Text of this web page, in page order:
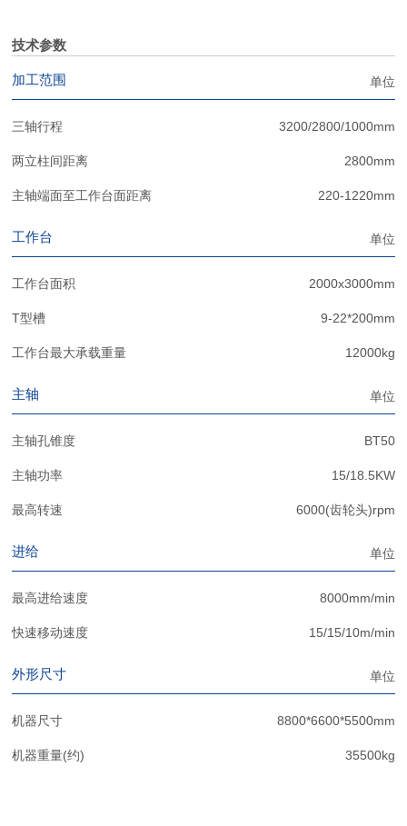
技术参数
加工范围 单位
三轴行程 3200/2800/1000mm
两立柱间距离 2800mm
主轴端面至工作台面距离 220-1220mm
工作台 单位
工作台面积 2000x3000mm
T型槽 9-22*200mm
工作台最大承载重量 12000kg
主轴 单位
主轴孔锥度 BT50
主轴功率 15/18.5KW
最高转速 6000(齿轮头)rpm
进给 单位
最高进给速度 8000mm/min
快速移动速度 15/15/10m/min
外形尺寸 单位
机器尺寸 8800*6600*5500mm
机器重量(约) 35500kg